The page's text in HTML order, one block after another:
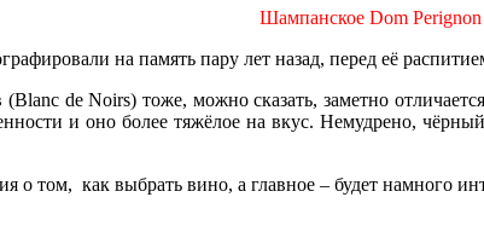
Шампанское Dom Perignon
на память пару лет назад, перед её
de Noirs) тоже, можно сказать, заметно
и оно более тяжёлое на вкус. Немудрено,
о том, как выбрать вино, а главное – будет намного